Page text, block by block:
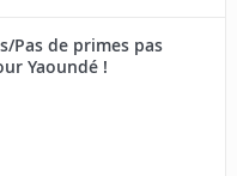
Pas de primes pas
Yaoundé !